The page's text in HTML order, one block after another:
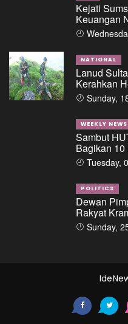
Kejati
Keuangan
Dalam
Fasilitas
Bank
SAL
NATIONAL
Lanud
Kerahkan
Intai
ATR 42-
Sunday,
WEEKLY NEWS
Sambut
Bagikan
Tuesday,
POLITICS
Dewan
Rakyat
“Ngopi di
Sunday,